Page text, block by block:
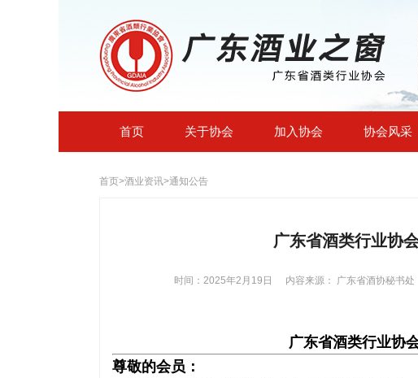
首页 关于协会 加入协会 协会风采
首页>酒业资讯>通知公告
广东省酒类行业协
时间：2025年2月19日 内容来源： 广东省酒协秘书处
广东省酒类行业协
尊敬的会员：